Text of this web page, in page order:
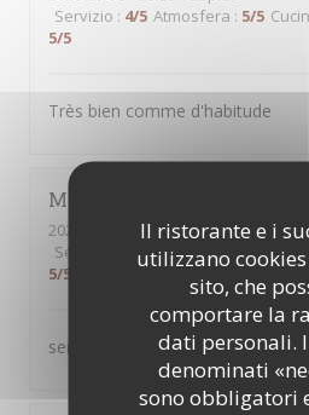
Il ristorante e i
utilizzano
sito, che
comportare la
dati personali.
denominati
sono obbligatori
Servizio : 4/5 Atmosfera : 5/5
5/5
Très bien comme d'habitude
Martine
2026-07-30
- 12:30 - Ospiti 2
Servizio
/5 Atmosfera :5/5
5/5
service au top produits servis de